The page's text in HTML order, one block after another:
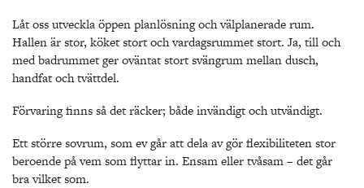
Låt oss utveckla öppen planlösning och välplanerade rum.
Hallen är stor, köket stort och vardagsrummet stort. Ja, till och
med badrummet ger oväntat stort svängrum mellan dusch,
handfat och tvättdel.
Förvaring finns så det räcker; både invändigt och utvändigt.
Ett större sovrum, som ev går att dela av gör flexibiliteten stor
beroende på vem som flyttar in. Ensam eller tvåsam – det går
bra vilket som.